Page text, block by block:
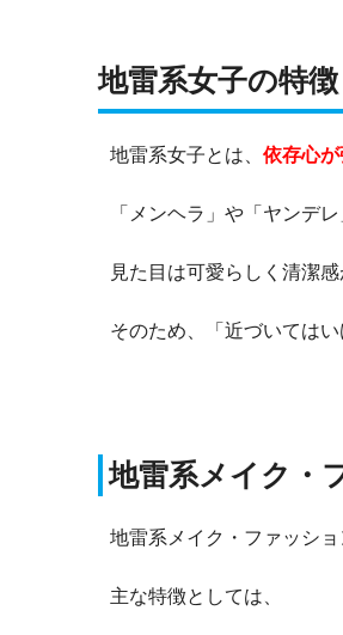
地雷系女子の特徴
地雷系女子とは、 依存心
「メンヘラ」や「ヤンデ
見た目は可愛らしく清潔
そのため、「近づいては
地雷系メイク・
地雷系メイク・ファッシ
主な特徴としては、